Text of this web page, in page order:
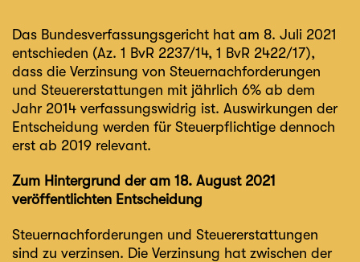
Das Bundesverfassungsgericht hat am 8. Juli 2021
entschieden (Az. 1 BvR 2237/14, 1 BvR 2422/17),
dass die Verzinsung von Steuernachforderungen
und Steuererstattungen mit jährlich 6% ab dem
Jahr 2014 verfassungswidrig ist. Auswirkungen der
Entscheidung werden für Steuerpflichtige dennoch
erst ab 2019 relevant.
Zum Hintergrund der am 18. August 2021
veröffentlichten Entscheidung
Steuernachforderungen und Steuererstattungen
sind zu verzinsen. Die Verzinsung hat zwischen der